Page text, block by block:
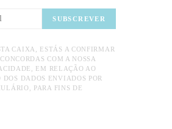
SUBSCREVER
CAIXA, ESTÁS A CONFIRMAR
COM A NOSSA
EM RELAÇÃO AO
DADOS ENVIADOS POR
PARA FINS DE